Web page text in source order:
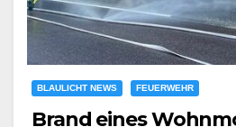
BLAULICHT NEWS FEUERWEHR
Brand eines